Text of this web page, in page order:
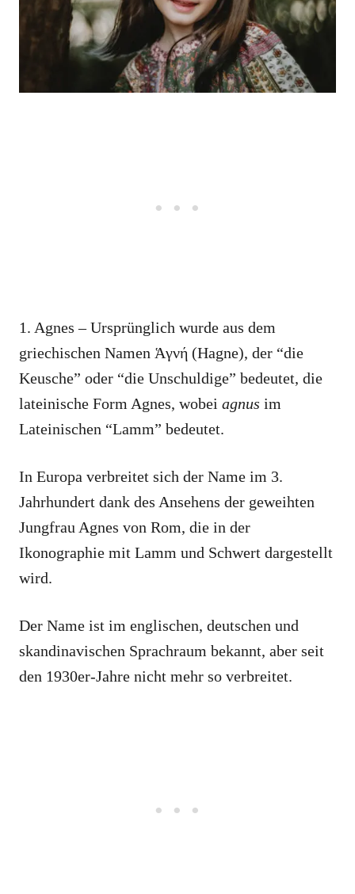
1. Agnes – Ursprünglich wurde aus dem
griechischen Namen Ἁγνή (Hagne), der “die
Keusche” oder “die Unschuldige” bedeutet, die
lateinische Form Agnes, wobei agnus im
Lateinischen “Lamm” bedeutet.
In Europa verbreitet sich der Name im 3.
Jahrhundert dank des Ansehens der geweihten
Jungfrau Agnes von Rom, die in der
Ikonographie mit Lamm und Schwert dargestellt
wird.
Der Name ist im englischen, deutschen und
skandinavischen Sprachraum bekannt, aber seit
den 1930er-Jahre nicht mehr so verbreitet.